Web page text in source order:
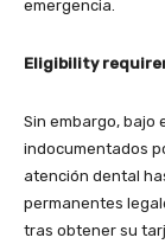
emergencia.
Eligibility
Sin embargo, bajo
indocumentados
atención dental
permanentes
tras obtener su